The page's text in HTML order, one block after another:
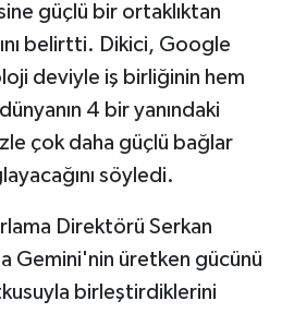
güçlü bir ortaklıktan
belirtti. Dikici, Google
deviyle iş birliğinin hem
4 bir yanındaki
çok daha güçlü bağlar
söyledi.
Direktörü Serkan
Gemini'nin üretken gücünü
birleştirdiklerini